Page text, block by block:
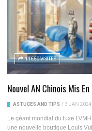
11660 VISITES
Nouvel AN Chinois Mis
ASTUCES AND TIPS / 3 JAN 2024
Le géant mondial du luxe
une nouvelle boutique Louis